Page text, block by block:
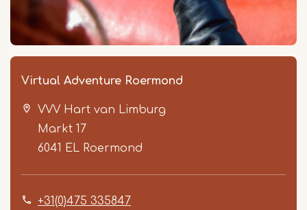
Virtual Adventure Roermond
VVV Hart van Limburg
Markt 17
6041 EL Roermond
+31(0)475 335847